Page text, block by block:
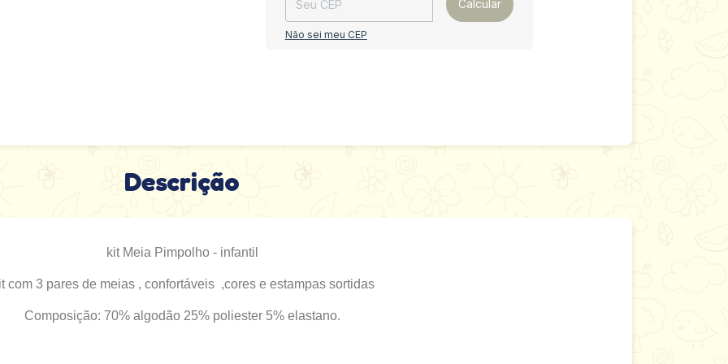
Calcular
Não sei meu CEP
Descrição
kit Meia Pimpolho - infantil
com 3 pares de meias , confortáveis ,cores e estampas sortidas
Composição: 70% algodão 25% poliester 5% elastano.